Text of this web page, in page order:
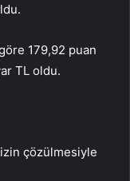
179,92 puan
TL oldu.
çözülmesiyle